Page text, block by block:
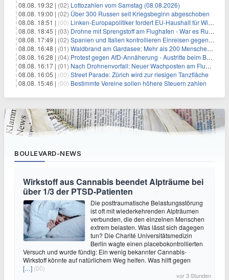
08.08. 19:32 | (02) Lottozahlen vom Samstag (08.08.2026)
08.08. 19:00 | (02) Über 300 Russen seit Kriegsbeginn abgeschoben
08.08. 18:51 | (00) Linken-Europapolitiker fordert EU-Haushalt für Wirtschaftsumbau
08.08. 18:45 | (03) Drohne mit Sprengstoff am Flughafen - War es Russland?
08.08. 17:49 | (02) Spanien und Italien kontrollieren Einreisen gegenseitig
08.08. 16:48 | (01) Waldbrand am Gardasee: Mehr als 200 Menschen evakuiert
08.08. 16:28 | (04) Protest gegen AfD-Annäherung - Austritte beim BSW Sachsen-Anhalt
08.08. 16:17 | (01) Nach Drohnenvorfall: Neuer Wachposten am Flughafen
08.08. 16:05 | (00) Street Parade: Zürich wird zur riesigen Tanzfläche
08.08. 15:46 | (00) Bestimmte Vereine sollen höhere Steuern zahlen
BOULEVARD-NEWS
Wirkstoff aus Cannabis beendet Alpträume bei
über 1/3 der PTSD-Patienten
Die posttraumatische Belastungsstörung
ist oft mit wiederkehrenden Alpträumen
verbunden, die den einzelnen Menschen
extrem belasten. Was lässt sich dagegen
tun? Die Charité Universitätsmedizin
Berlin wagte einen placebokontrollierten
Versuch und wurde fündig: Ein wenig bekannter Cannabis-
Wirkstoff könnte auf natürlichem Weg helfen. Was hilft gegen
[…] (00)
vor 3 Stunden